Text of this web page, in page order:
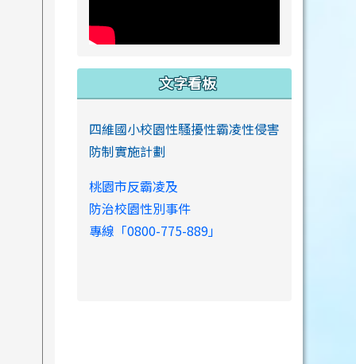
文字看板
四維國小校園性騷擾性霸凌性侵害
防制實施計劃
桃園市反霸凌及
防治校園性別事件
專線「0800-775-889」